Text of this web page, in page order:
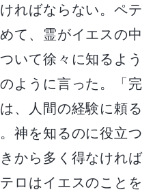
ればならない。ペテ
て、霊がイエスの中
いて徐々に知るよう
ように言った。「完
、人間の経験に頼る
神を知るのに役立つ
から多く得なければ
ロはイエスのことを